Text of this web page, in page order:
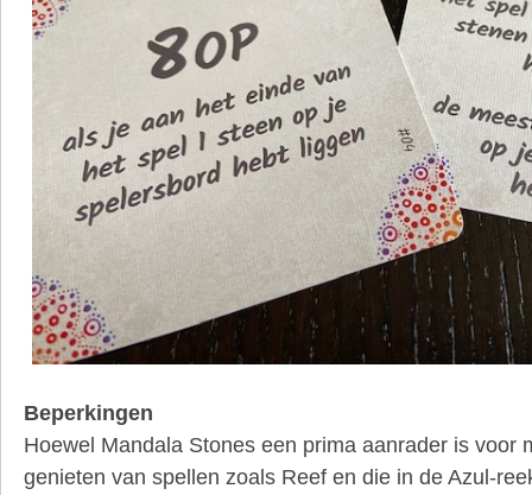
Beperkingen
Hoewel Mandala Stones een prima aanrader is voor
genieten van spellen zoals Reef en die in de Azul-